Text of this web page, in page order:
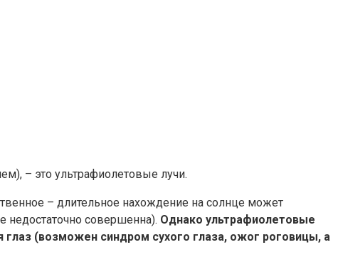
– это ультрафиолетовые лучи.
– длительное нахождение на солнце может
недостаточно совершенна). Однако ультрафиолетовые
(возможен синдром сухого глаза, ожог роговицы, а